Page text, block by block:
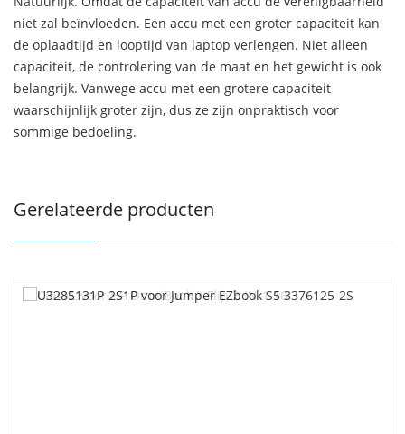
niet zal beïnvloeden. Een accu met een groter capaciteit kan
de oplaadtijd en looptijd van laptop verlengen. Niet alleen
capaciteit, de controlering van de maat en het gewicht is ook
belangrijk. Vanwege accu met een grotere capaciteit
waarschijnlijk groter zijn, dus ze zijn onpraktisch voor
sommige bedoeling.
Gerelateerde producten